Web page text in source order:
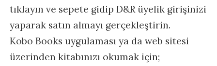
tıklayın ve sepete gidip D&R üyelik girişinizi
yaparak satın almayı gerçekleştirin.
Kobo Books uygulaması ya da web sitesi
üzerinden kitabınızı okumak için;